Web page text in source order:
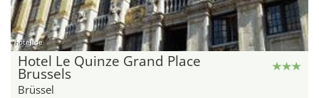
hotel.de
Hotel Le Quinze Grand Place
Brussels
Brüssel